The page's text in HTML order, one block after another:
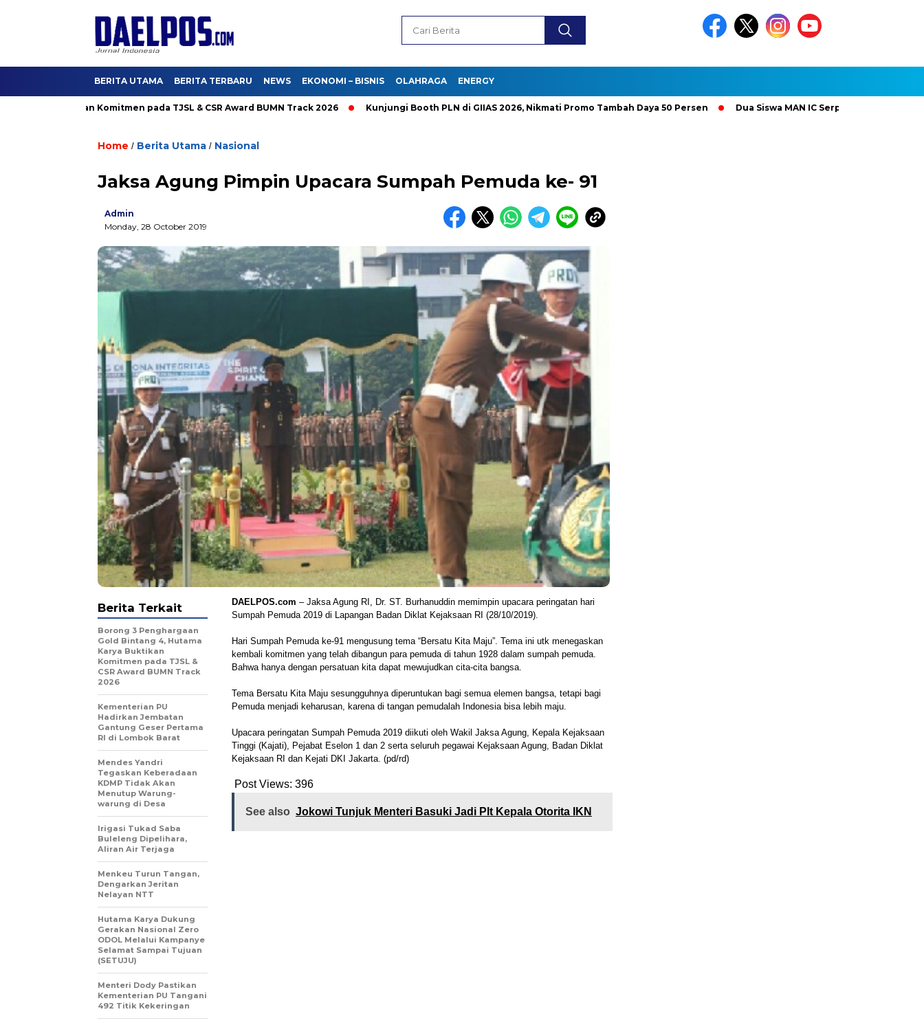
BERITA UTAMA BERITA TERBARU NEWS EKONOMI – BISNIS OLAHRAGA ENERGY
Buktikan Komitmen pada TJSL & CSR Award BUMN Track 2026 Kunjungi Booth PLN di GIIAS 2026, Nikmati Promo Tambah Daya 50 Persen Dua Siswa MAN IC Serpong Wakili RI di
Home / Berita Utama / Nasional
Jaksa Agung Pimpin Upacara Sumpah Pemuda ke- 91
Admin
Monday, 28 October 2019
DAELPOS.com – Jaksa Agung RI, Dr. ST. Burhanuddin memimpin upacara peringatan hari
Sumpah Pemuda 2019 di Lapangan Badan Diklat Kejaksaan RI (28/10/2019).
Hari Sumpah Pemuda ke-91 mengusung tema “Bersatu Kita Maju”. Tema ini utk menegaskan
kembali komitmen yang telah dibangun para pemuda di tahun 1928 dalam sumpah pemuda.
Bahwa hanya dengan persatuan kita dapat mewujudkan cita-cita bangsa.
Tema Bersatu Kita Maju sesungguhnya diperuntukan bagi semua elemen bangsa, tetapi bagi
Pemuda menjadi keharusan, karena di tangan pemudalah Indonesia bisa lebih maju.
Upacara peringatan Sumpah Pemuda 2019 diikuti oleh Wakil Jaksa Agung, Kepala Kejaksaan
Tinggi (Kajati), Pejabat Eselon 1 dan 2 serta seluruh pegawai Kejaksaan Agung, Badan Diklat
Kejaksaan RI dan Kejati DKI Jakarta. (pd/rd)
Post Views: 396
See also Jokowi Tunjuk Menteri Basuki Jadi Plt Kepala Otorita IKN
Berita Terkait
Borong 3 Penghargaan
Gold Bintang 4, Hutama
Karya Buktikan
Komitmen pada TJSL &
CSR Award BUMN Track
2026
Kementerian PU
Hadirkan Jembatan
Gantung Geser Pertama
RI di Lombok Barat
Mendes Yandri
Tegaskan Keberadaan
KDMP Tidak Akan
Menutup Warung-
warung di Desa
Irigasi Tukad Saba
Buleleng Dipelihara,
Aliran Air Terjaga
Menkeu Turun Tangan,
Dengarkan Jeritan
Nelayan NTT
Hutama Karya Dukung
Gerakan Nasional Zero
ODOL Melalui Kampanye
Selamat Sampai Tujuan
(SETUJU)
Menteri Dody Pastikan
Kementerian PU Tangani
492 Titik Kekeringan